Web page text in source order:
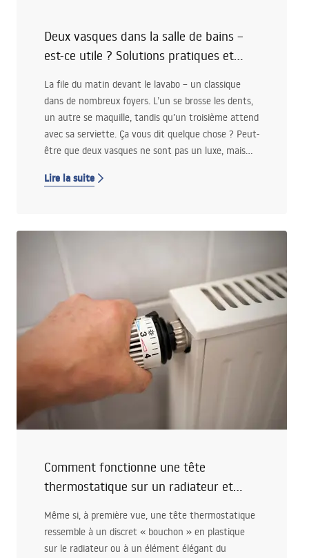
Deux vasques dans la salle de bains –
est-ce utile ? Solutions pratiques et
La file du matin devant le lavabo – un classique
dans de nombreux foyers. L’un se brosse les dents,
un autre se maquille, tandis qu’un troisième attend
avec sa serviette. Ça vous dit quelque chose ? Peut-
être que deux vasques ne sont pas un luxe, mais
Lire la suite
Comment fonctionne une tête
thermostatique sur un radiateur et
Même si, à première vue, une tête thermostatique
ressemble à un discret « bouchon » en plastique
sur le radiateur ou à un élément élégant du